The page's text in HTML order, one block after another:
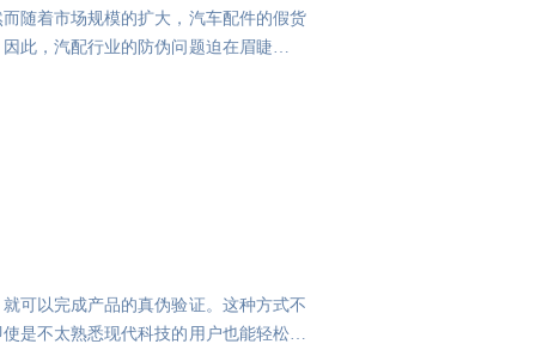
随着市场规模的扩大，汽车配件的假货
此，汽配行业的防伪问题迫在眉睫。汽
可以完成产品的真伪验证。这种方式不
是不太熟悉现代科技的用户也能轻松掌